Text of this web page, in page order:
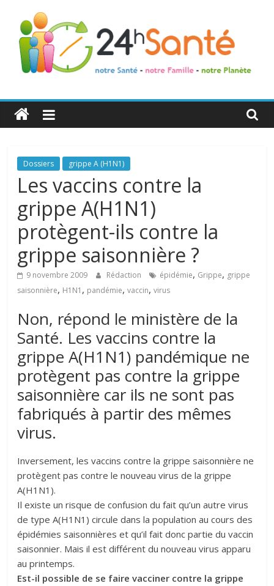
24h
Santé
La
santé
toute
famille
Dossiers grippe A (H1N1)
Les vaccins contre la
grippe A(H1N1)
protègent-ils contre la
grippe saisonnière ?
9 novembre 2009 Rédaction épidémie, Grippe, grippe
saisonnière, H1N1 , pandémie,vaccin,virus
Non, répond le ministère de la
Santé. Les vaccins contre la
grippe A(H1N1) pandémique ne
protègent pas contre la grippe
saisonnière car ils ne sont pas
fabriqués à partir des mêmes
virus.
Inversement, les vaccins contre la grippe saisonnière ne
protègent pas contre le nouveau virus de la grippe
A(H1N1).
Il existe un risque de confusion du fait qu’un autre virus
de type A(H1N1) circule dans la population au cours des
épidémies saisonnières et qu’il fait donc partie du vaccin
saisonnier. Mais il est différent du nouveau virus apparu
au printemps.
Est-il possible de se faire vacciner contre la grippe